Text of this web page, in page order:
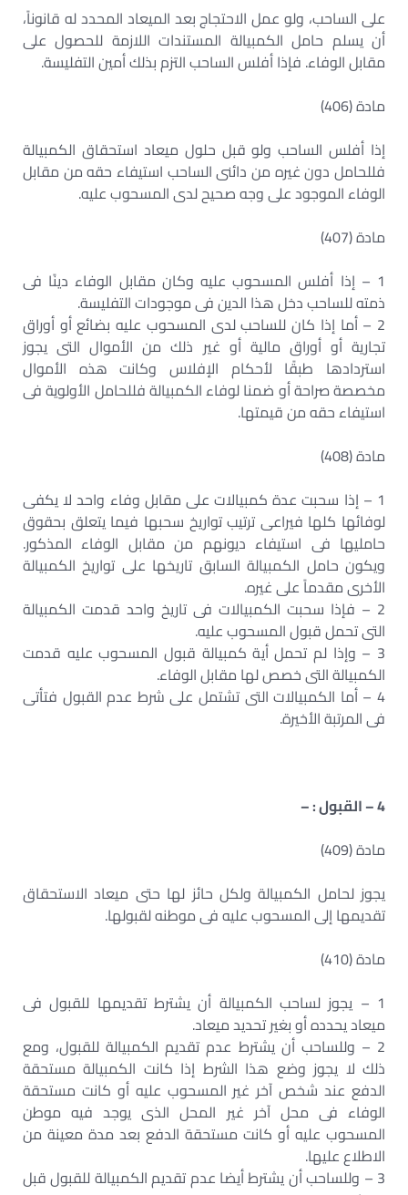
على الساحب، ولو عمل الاحتجاج بعد الميعاد المحدد له قانوناً،
أن يسلم حامل الكمبيالة المستندات اللازمة للحصول على
مقابل الوفاء. فإذا أفلس الساحب التزم بذلك أمين التفليسة.
مادة (406)
إذا أفلس الساحب ولو قبل حلول ميعاد استحقاق الكمبيالة
فللحامل دون غيره من دائنى الساحب استيفاء حقه من مقابل
الوفاء الموجود على وجه صحيح لدى المسحوب عليه.
مادة (407)
1 – إذا أفلس المسحوب عليه وكان مقابل الوفاء دينًا فى
ذمته للساحب دخل هذا الدين فى موجودات التفليسة.
2 – أما إذا كان للساحب لدى المسحوب عليه بضائع أو أوراق
تجارية أو أوراق مالية أو غير ذلك من الأموال التى يجوز
استردادها طبقًا لأحكام الإفلاس وكانت هذه الأموال
مخصصة صراحة أو ضمنا لوفاء الكمبيالة فللحامل الأولوية فى
استيفاء حقه من قيمتها.
مادة (408)
1 – إذا سحبت عدة كمبيالات على مقابل وفاء واحد لا يكفى
لوفائها كلها فيراعى ترتيب تواريخ سحبها فيما يتعلق بحقوق
حامليها فى استيفاء ديونهم من مقابل الوفاء المذكور.
ويكون حامل الكمبيالة السابق تاريخها على تواريخ الكمبيالة
الأخرى مقدماً على غيره.
2 – فإذا سحبت الكمبيالات فى تاريخ واحد قدمت الكمبيالة
التى تحمل قبول المسحوب عليه.
3 – وإذا لم تحمل أية كمبيالة قبول المسحوب عليه قدمت
الكمبيالة التى خصص لها مقابل الوفاء.
4 – أما الكمبيالات التى تشتمل على شرط عدم القبول فتأتى
فى المرتبة الأخيرة.
4 – القبول : –
مادة (409)
يجوز لحامل الكمبيالة ولكل حائز لها حتى ميعاد الاستحقاق
تقديمها إلى المسحوب عليه فى موطنه لقبولها.
مادة (410)
1 – يجوز لساحب الكمبيالة أن يشترط تقديمها للقبول فى
ميعاد يحدده أو بغير تحديد ميعاد.
2 – وللساحب أن يشترط عدم تقديم الكمبيالة للقبول، ومع
ذلك لا يجوز وضع هذا الشرط إذا كانت الكمبيالة مستحقة
الدفع عند شخص آخر غير المسحوب عليه أو كانت مستحقة
الوفاء فى محل آخر غير المحل الذى يوجد فيه موطن
المسحوب عليه أو كانت مستحقة الدفع بعد مدة معينة من
الاطلاع عليها.
3 – وللساحب أن يشترط أيضا عدم تقديم الكمبيالة للقبول قبل